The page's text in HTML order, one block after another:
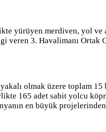
yürüyen merdiven, yol ve
veren 3. Havalimanı Ortak
olmak üzere toplam
165 adet sabit yolcu
en büyük